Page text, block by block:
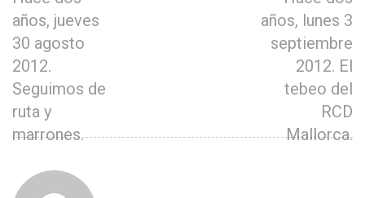
años, jueves
30 agosto
2012.
Seguimos de
ruta y
marrones.
años, lunes 3
septiembre
2012. El
tebeo del
RCD
Mallorca.